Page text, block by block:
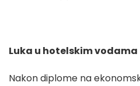
Luka u hotelskim vodama
Nakon diplome na